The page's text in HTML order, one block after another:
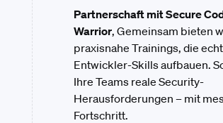
Partnerschaft mitSecure
Warrior, Gemeinsam bieten
praxisnahe Trainings, die
Entwickler-Skills aufbauen.
Ihre Teams reale Security-
Herausforderungen – mit
Fortschritt.